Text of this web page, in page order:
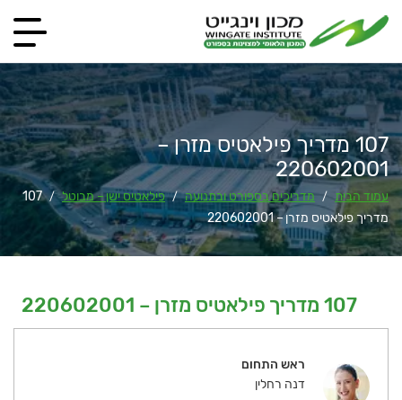
107 מדריך פילאטיס מזרן –
220602001
עמוד הבית / מדריכים בספורט ובתנועה / פילאטיס ישן – מבוטל /
107
מדריך פילאטיס מזרן – 220602001
107 מדריך פילאטיס מזרן – 220602001
ראש התחום
דנה רחלין